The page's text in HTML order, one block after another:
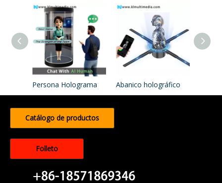
Persona Holograma Abanico holográfico
Catálogo de productos
Folleto